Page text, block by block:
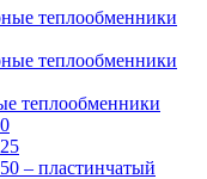
теплообменники
теплообменники
теплообменники
– пластинчатый